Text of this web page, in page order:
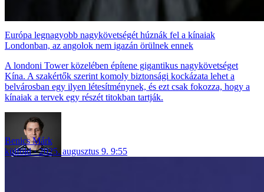
Európa legnagyobb nagykövetségét húznák fel a kínaiak
Londonban, az angolok nem igazán örülnek ennek
A londoni Tower közelében építene gigantikus nagykövetséget
Kína. A szakértők szerint komoly biztonsági kockázata lehet a
belvárosban egy ilyen létesítménynek, és ezt csak fokozza, hogy a
kínaiak a tervek egy részét titokban tartják.
Benics Márk
külföld
2025. augusztus 9. 9:55